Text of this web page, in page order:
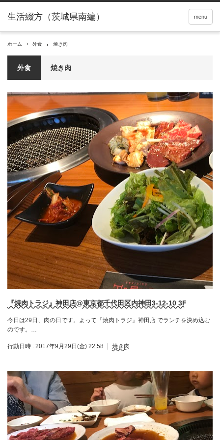
menu
ホーム 外食 焼き肉
外食 焼き肉
『焼肉トラジ』神田店@東京都千代田区内神田3-12-10 3F
今日は29日、肉の日です。よって『焼肉トラジ』神田店 でランチを決め込む
のです。…
行動日時 : 2017年9月29日(金) 22:58 焼き肉